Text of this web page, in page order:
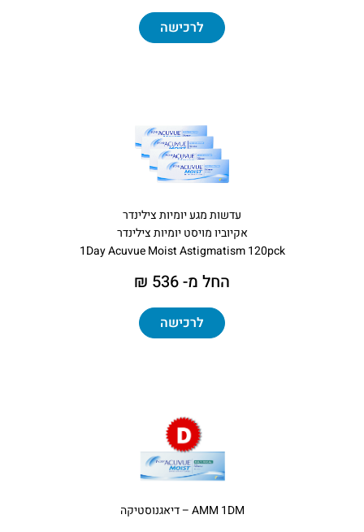
לרכישה
עדשות מגע יומיות צילינדר
אקיוביו מויסט יומיות צילינדר
1Day Acuvue Moist Astigmatism 120pck
החל מ- 536 ₪
לרכישה
AMM 1DM – דיאגנוסטיקה